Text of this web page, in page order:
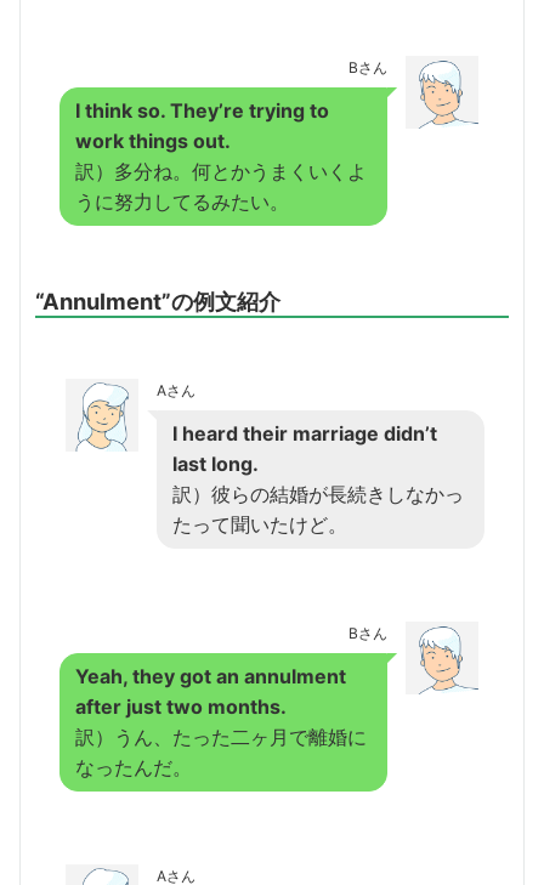
Bさん
I think so. They’re trying to
work things out.
訳）多分ね。何とかうまくいくよ
うに努力してるみたい。
“Annulment”の例文紹介
Aさん
I heard their marriage didn’t
last long.
訳）彼らの結婚が長続きしなかっ
たって聞いたけど。
Bさん
Yeah, they got an annulment
after just two months.
訳）うん、たった二ヶ月で離婚に
なったんだ。
Aさん